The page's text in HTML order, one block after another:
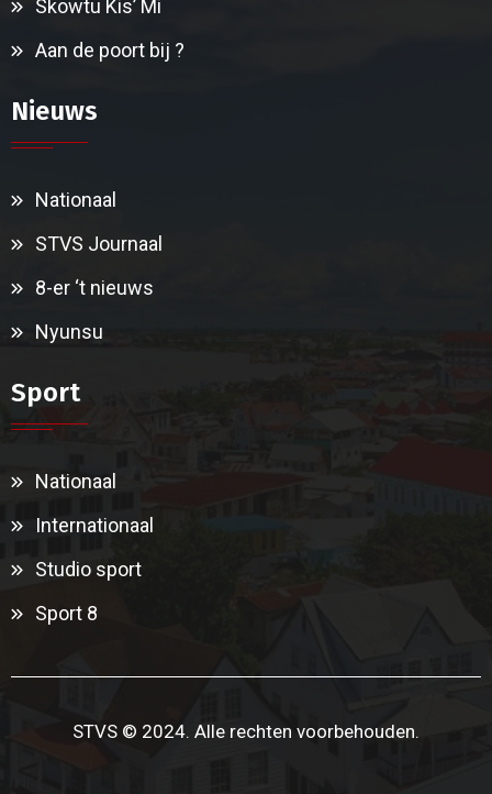
Skowtu Kis’ Mi
Aan de poort bij ?
Nieuws
Nationaal
STVS Journaal
8-er ‘t nieuws
Nyunsu
Sport
Nationaal
Internationaal
Studio sport
Sport 8
STVS © 2024. Alle rechten voorbehouden.